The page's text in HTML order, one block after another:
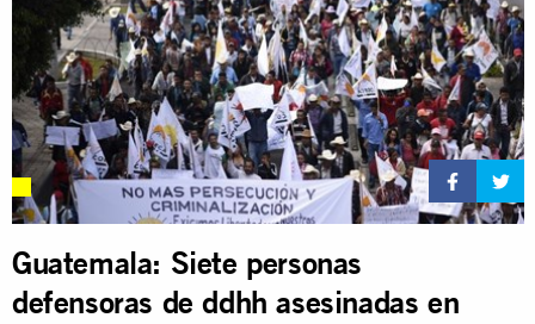
Guatemala: Siete personas
defensoras de ddhh asesinadas en